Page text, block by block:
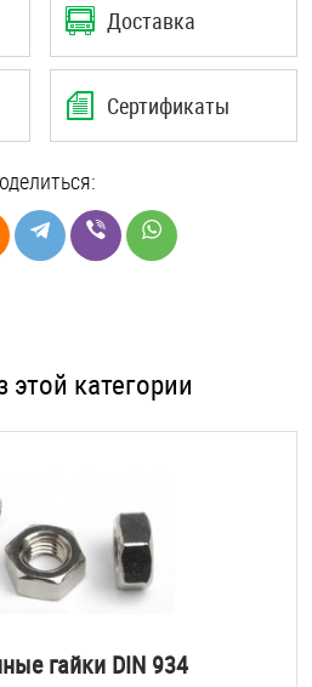
Доставка
Сертификаты
категории
гайки DIN 934